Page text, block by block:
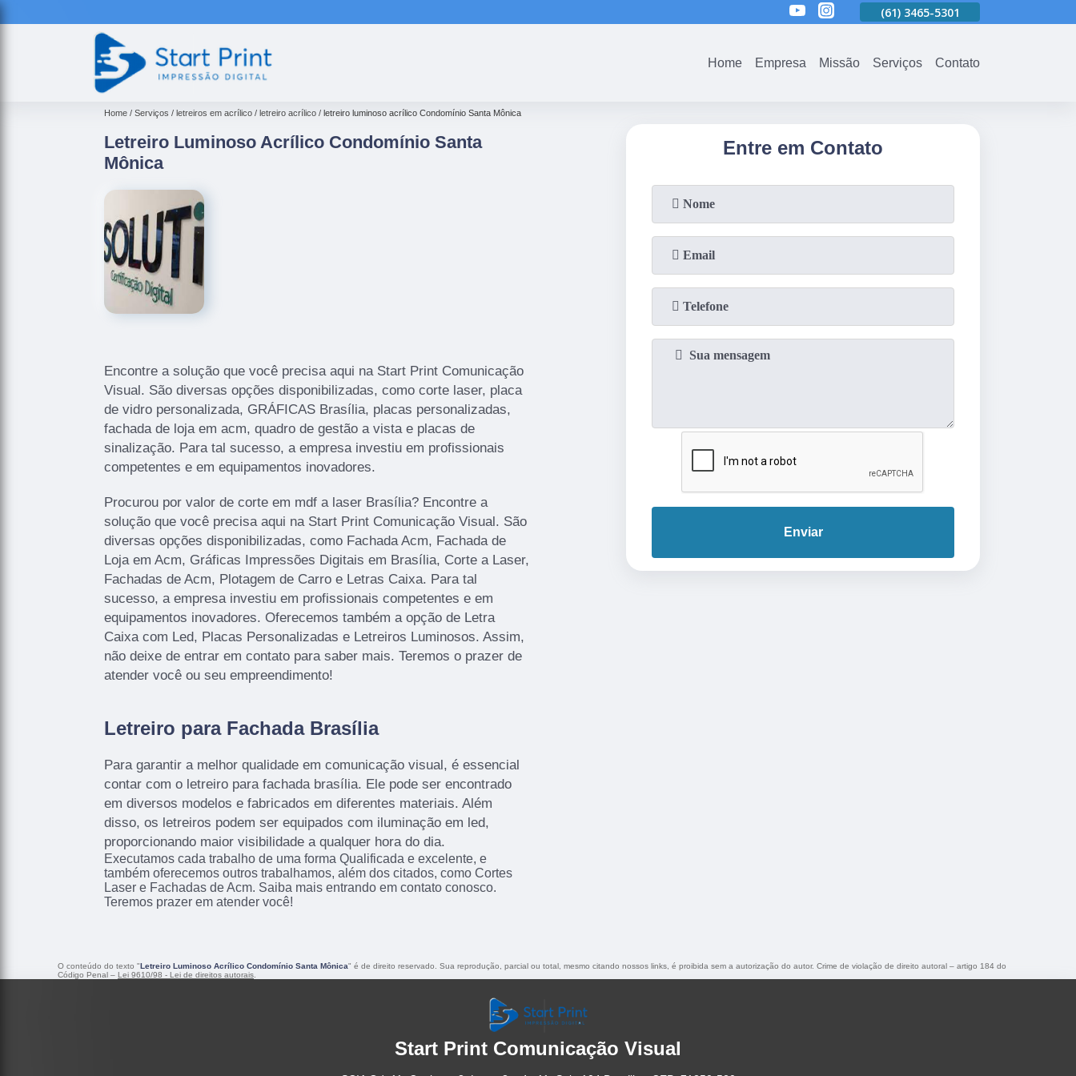
3465-5301 (61) 3465-5301
Home Empresa Missão Serviços Contato
Home Serviços letreiros em acrílico letreiro acrílico letreiro luminoso acrílico Condomínio Santa Mônica
Letreiro Luminoso Acrílico Condomínio Santa
Mônica
Encontre a solução que você precisa aqui na Start Print Comunicação
Visual. São diversas opções disponibilizadas, como corte laser, placa
de vidro personalizada, GRÁFICAS Brasília, placas personalizadas,
fachada de loja em acm, quadro de gestão a vista e placas de
sinalização. Para tal sucesso, a empresa investiu em profissionais
competentes e em equipamentos inovadores.
Procurou por valor de corte em mdf a laser Brasília? Encontre a
solução que você precisa aqui na Start Print Comunicação Visual. São
diversas opções disponibilizadas, como Fachada Acm, Fachada de
Loja em Acm, Gráficas Impressões Digitais em Brasília, Corte a Laser,
Fachadas de Acm, Plotagem de Carro e Letras Caixa. Para tal
sucesso, a empresa investiu em profissionais competentes e em
equipamentos inovadores. Oferecemos também a opção de Letra
Caixa com Led, Placas Personalizadas e Letreiros Luminosos. Assim,
não deixe de entrar em contato para saber mais. Teremos o prazer de
atender você ou seu empreendimento!
Letreiro para Fachada Brasília
Para garantir a melhor qualidade em comunicação visual, é essencial
contar com o letreiro para fachada brasília. Ele pode ser encontrado
em diversos modelos e fabricados em diferentes materiais. Além
disso, os letreiros podem ser equipados com iluminação em led,
proporcionando maior visibilidade a qualquer hora do dia.
Executamos cada trabalho de uma forma Qualificada e excelente, e
também oferecemos outros trabalhamos, além dos citados, como Cortes
Laser e Fachadas de Acm. Saiba mais entrando em contato conosco.
Teremos prazer em atender você!
Entre em Contato
Enviar
O conteúdo do texto "Letreiro Luminoso Acrílico Condomínio Santa Mônica" é de direito reservado. Sua reprodução, parcial ou total, mesmo citando nossos links, é proibida sem a autorização do autor. Crime de violação de direito autoral – artigo 184 do
Código Penal – Lei 9610/98 - Lei de direitos autorais
Start Print Comunicação Visual